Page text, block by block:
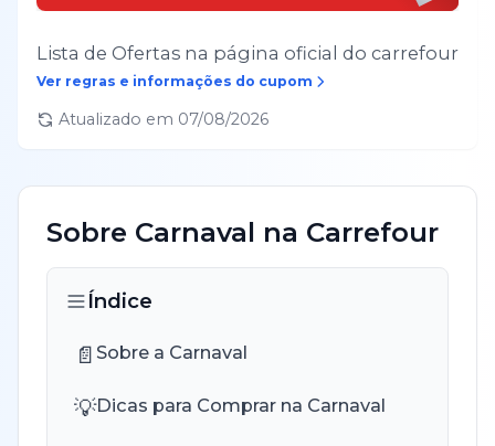
Lista de Ofertas na página oficial do carrefour
Ver regras e informações do cupom
Atualizado em 07/08/2026
Sobre Carnaval na Carrefour
Índice
📄 Sobre a Carnaval
💡Dicas para Comprar na Carnaval